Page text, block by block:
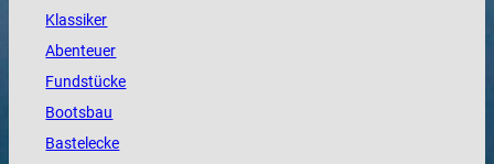
Klassiker
Abenteuer
Fundstücke
Bootsbau
Bastelecke